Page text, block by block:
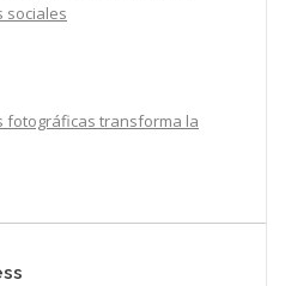
sociales
fotográficas transforma la